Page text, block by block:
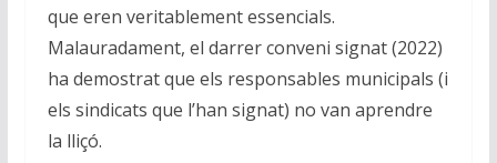
que eren veritablement essencials.
Malauradament, el darrer conveni signat (2022)
ha demostrat que els responsables municipals (i
els sindicats que l’han signat) no van aprendre
la lliçó.